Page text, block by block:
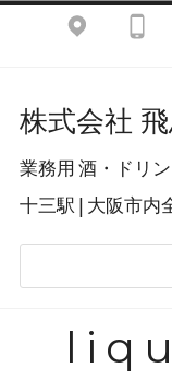
ン
ツ
へ
ス
キ
株式会社
業務用 酒・ドリ
十三駅 | 大阪市内
酒類＆ドリンク